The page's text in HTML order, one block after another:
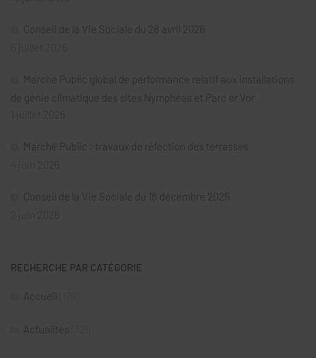
Conseil de la Vie Sociale du 28 avril 2026
Marché Public global de performance relatif aux installations
de génie climatique des sites Nymphéas et Parc er Vor
Marché Public : travaux de réfection des terrasses
Conseil de la Vie Sociale du 18 décembre 2025
RECHERCHE PAR CATÉGORIE
Accueil
Actualités